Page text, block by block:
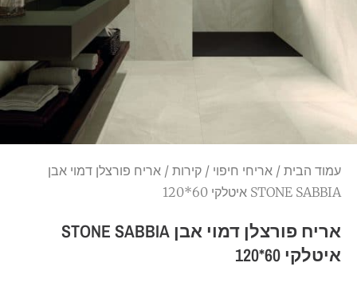
עמוד הבית / אריחי חיפוי / קירות / אריח פורצלן דמוי אבן
STONE SABBIA איטלקי 60*120
אריח פורצלן דמוי אבן STONE SABBIA
איטלקי 60*120